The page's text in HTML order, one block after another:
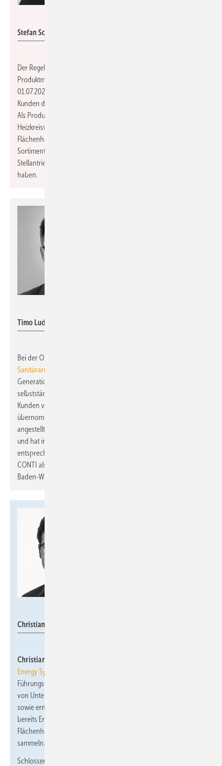
Stefan Schwarz
Der Regelungsspezialist
Produktmanagement. Stefan Schwarz (49) unterstützt seit dem
01.07.2023 das Team als wichtige Schnittstelle zwischen den
Kunden des dreistufigen Vertriebs und den Produktionsstätten.
Als Produktmanager wird er seinen Fokus auf die Segmente
Heizkreisverteiler und Verteilerschränke zur Temperierung von
Flächenheiz- und Kühlsystemen richten und dabei auch die
Sortimentsentwicklung bei den hauseigenen thermischen
Stellantrieben, Klemmleisten und Raumthermostaten mit im Blick
haben.
Timo Ludwig
Bei der Objekt- und Großhandelsbetreuung für die
Sanitärarmaturen GmbH
Generationenwechsel:
selbstständiger Handelsvertreter die Betreuung der CONTI+
Kunden von seinem Schwiegervater Hans-Georg Gröner
übernommen. Bereits vor zwei Jahren ist Timo Ludwig als
angestellter Mitarbeiter bei Gröner Vertriebsbüro eingestiegen
und hat in dieser Zeit alle Kunden kennengelernt und sie
entsprechend betreut. Unterstützt wird er von Axel Cyrus, der für
CONTI als festangestellter Vertriebsmitarbeiter ebenfalls in
Baden-Württemberg tätig ist.
Christian Schlosser
Christian Schlosser
Energy Systems
Führungsverantwortung als Betriebsleiter und Geschäftsführer
von Unternehmen in den Branchen Sanitär / Heizung / Klima
sowie erneuerbare Energien. Zudem konnte Christian Schlosser
bereits Erfahrungen im Umgang mit den Schütz
Flächenheizsystemen und dem Raumklimasystem Airconomy
sammeln.
Schlosser übernimmt neben der Geschäftsleitung das